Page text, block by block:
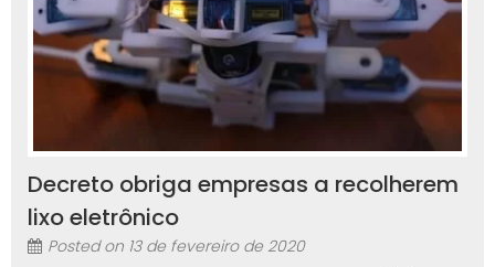
Decreto obriga empresas a recolherem
lixo eletrônico
Posted on 13 de fevereiro de 2020